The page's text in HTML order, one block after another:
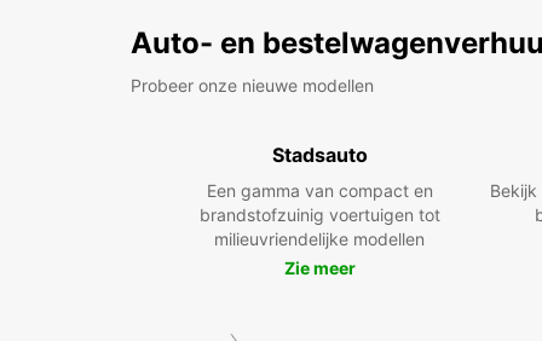
Auto- en
Probeer onze nieuwe modellen
Stadsauto
Een gamma van compact en
brandstofzuinig voertuigen tot
milieuvriendelijke modellen
Zie meer
Bekijk